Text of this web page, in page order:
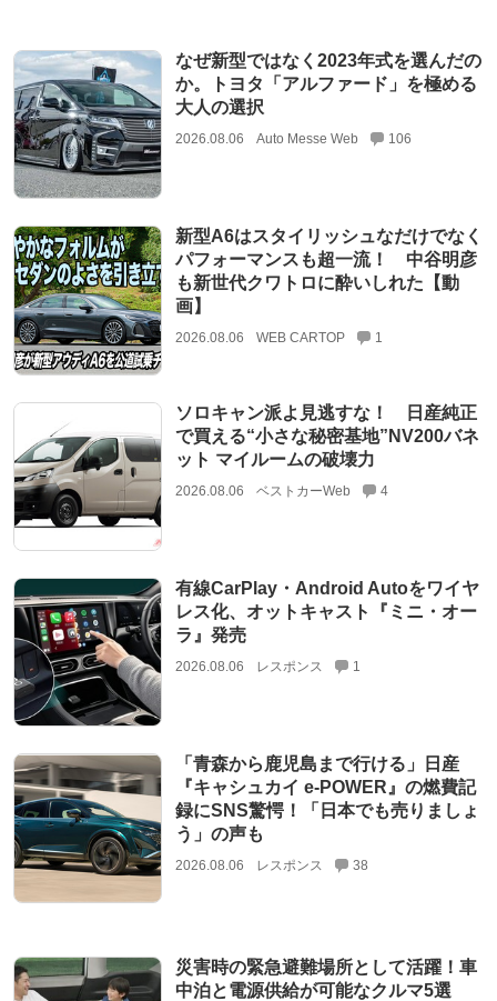
なぜ新型ではなく2023年式を選んだの
か。トヨタ「アルファード」を極める
大人の選択
2026.08.06 Auto Messe Web 106
新型A6はスタイリッシュなだけでなく
パフォーマンスも超一流！ 中谷明彦
も新世代クワトロに酔いしれた【動
画】
2026.08.06 WEB CARTOP 1
ソロキャン派よ見逃すな！ 日産純正
で買える“小さな秘密基地”NV200バネ
ット マイルームの破壊力
2026.08.06 ベストカーWeb 4
有線CarPlay・Android Autoをワイヤ
レス化、オットキャスト『ミニ・オー
ラ』発売
2026.08.06 レスポンス 1
「青森から鹿児島まで行ける」日産
『キャシュカイ e-POWER』の燃費記
録にSNS驚愕！「日本でも売りましょ
う」の声も
2026.08.06 レスポンス 38
災害時の緊急避難場所として活躍！車
中泊と電源供給が可能なクルマ5選